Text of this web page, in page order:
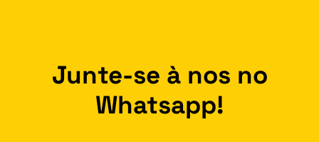
Junte-se à nos no
Whatsapp!